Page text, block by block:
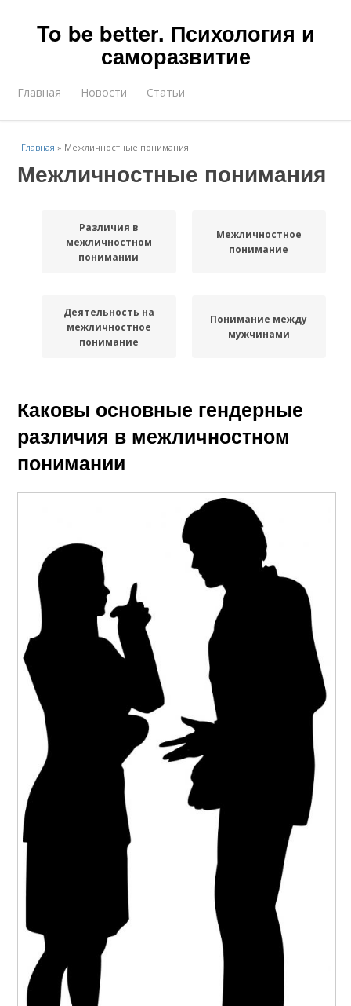
To be better. Психология и
саморазвитие
Главная Новости Статьи
Главная » Межличностные понимания
Межличностные понимания
Различия в
межличностном
понимании
Межличностное
понимание
Деятельность на
межличностное
понимание
Понимание между
мужчинами
Каковы основные гендерные
различия в межличностном
понимании